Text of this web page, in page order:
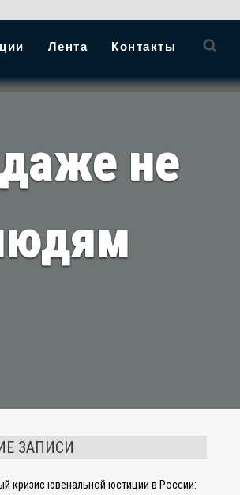
Лента Контакты
не
ЗАПИСИ
кризис ювенальной юстиции в России: